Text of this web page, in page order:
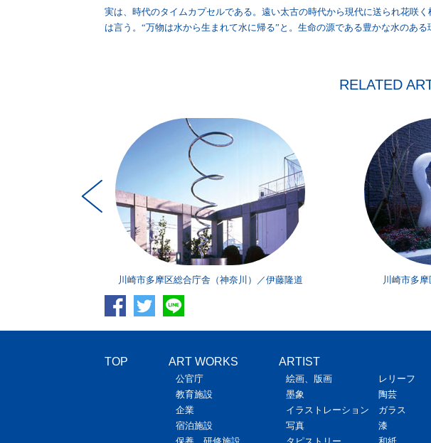
実は、時代のタイムカプセルである。遠い太古の時代から現代に送られ花咲
は言う。“万物は水から生まれて水に帰る”と。生命の源である豊かな水のある
RELATED
川崎市多摩区総合庁舎（神奈川）／伊藤隆道 川崎市多
TOP ART WORKS
公官庁
教育施設
企業
宿泊施設
ARTIST
絵画、版画
墨象
イラストレーション
写真
レリーフ
陶芸
ガラス
漆